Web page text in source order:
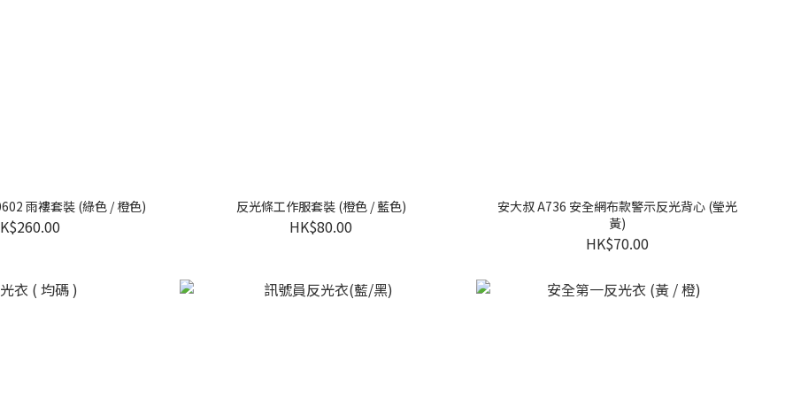
雨褸套裝 (綠色 / 橙色) 反光條工作服套裝 (橙色 / 藍色)
HK$80.00
安大叔 A736 安全網布款警示反光背心 (瑩光
黃)
HK$70.00